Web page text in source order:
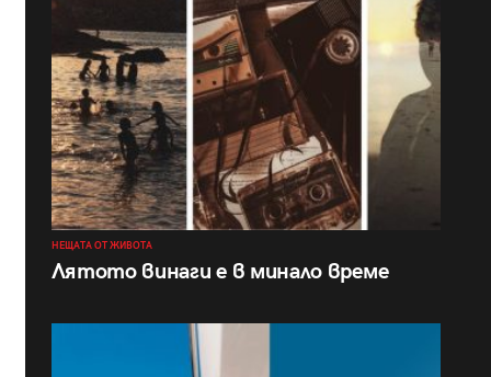
НЕЩАТА ОТ ЖИВОТА
Лятото винаги е в минало време